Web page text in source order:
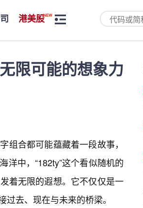
港美股
限可能的想象力
组合都可能蕴藏着一段故事，
洋中，“182ty”这个看似随机的
着无限的遐想。它不仅仅是一
去、现在与未来的桥梁。